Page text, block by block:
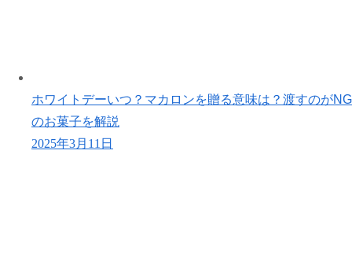
ホワイトデーいつ？マカロンを贈る意味は？渡すのがNG
のお菓子を解説
2025年3月11日